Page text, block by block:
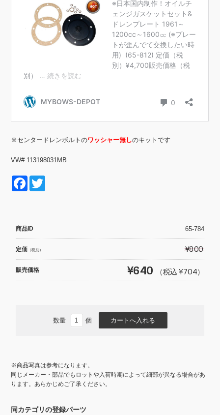
※センタードレンボルトのワッシャー無しのキットです
VW# 113198031MB
F
e
b
o
o
商品ID 65-784
定価 （税別） ¥800
販売価格 ¥640 （税込 ¥704）
数量 個
※商品写真は参考になります。
同じメーカー・部品でもロットや入荷時期によって細部が異なる場合があ
ります。あらかじめご了承ください。
同カテゴリの登録パーツ